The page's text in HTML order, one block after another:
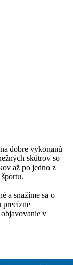
dobre vykonanú
skútrov so
až po jedno z
a snažíme sa o
precízne
v